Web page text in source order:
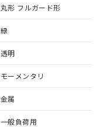
丸形 フルガード形
緑
透明
モーメンタリ
金属
一般負荷用